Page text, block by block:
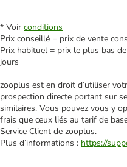
* Voir conditions
Prix conseillé = prix de vente
Prix habituel = prix le plus bas
jours
zooplus est en droit d’utiliser
prospection directe portant sur
similaires. Vous pouvez vous y
frais que ceux liés au tarif de
Service Client de zooplus.
Plus d’informations : https://